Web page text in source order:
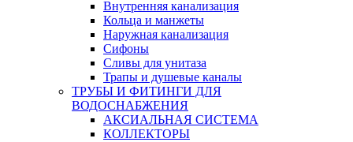
Внутренняя канализация
Кольца и манжеты
Наружная канализация
Сифоны
Сливы для унитаза
Трапы и душевые каналы
ТРУБЫ И ФИТИНГИ ДЛЯ
ВОДОСНАБЖЕНИЯ
АКСИАЛЬНАЯ СИСТЕМА
КОЛЛЕКТОРЫ